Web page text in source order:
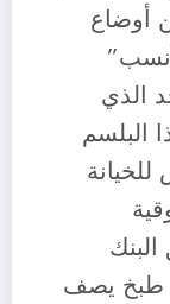
أوضاع
الذي
البلسم
طبخ يصف